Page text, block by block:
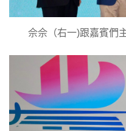
佘佘（右一)跟嘉賓們